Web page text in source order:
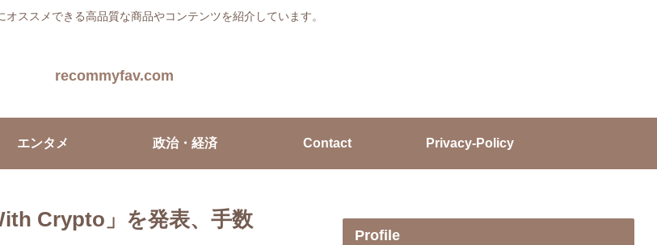
オススメできる高品質な商品やコンテンツを紹介しています。
recommyfav.com
エンタメ 政治・経済 Contact Privacy-Policy
Crypto」を発表、手数
Profile